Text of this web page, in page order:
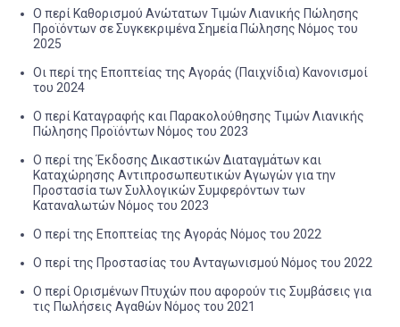
Ο περί Καθορισμού Ανώτατων Τιμών Λιανικής Πώλησης
Προϊόντων σε Συγκεκριμένα Σημεία Πώλησης Νόμος του
2025
Οι περί της Εποπτείας της Αγοράς (Παιχνίδια) Κανονισμοί
του 2024
O περί Καταγραφής και Παρακολούθησης Τιμών Λιανικής
Πώλησης Προϊόντων Νόμος του 2023
Ο περί της Έκδοσης Δικαστικών Διαταγμάτων και
Καταχώρησης Αντιπροσωπευτικών Αγωγών για την
Προστασία των Συλλογικών Συμφερόντων των
Καταναλωτών Νόμος του 2023
Ο περί της Εποπτείας της Αγοράς Νόμος του 2022
Ο περί της Προστασίας του Ανταγωνισμού Νόμος του 2022
Ο περί Ορισμένων Πτυχών που αφορούν τις Συμβάσεις για
τις Πωλήσεις Αγαθών Νόμος του 2021